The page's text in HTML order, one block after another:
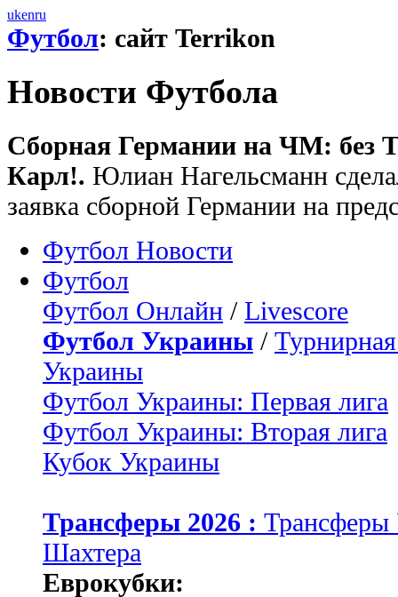
ukenru
Футбол: сайт Terrikon
Новости Футбола
Сборная Германии на ЧМ: без
Карл!. Юлиан Нагельсманн
заявка сборной Германии на
Футбол Новости
Футбол
Футбол Онлайн / Livescore
Футбол Украины /
Украины
Футбол Украины: Первая лига
Футбол Украины: Вторая лига
Кубок Украины
Трансферы 2026 :
Шахтера
Еврокубки: